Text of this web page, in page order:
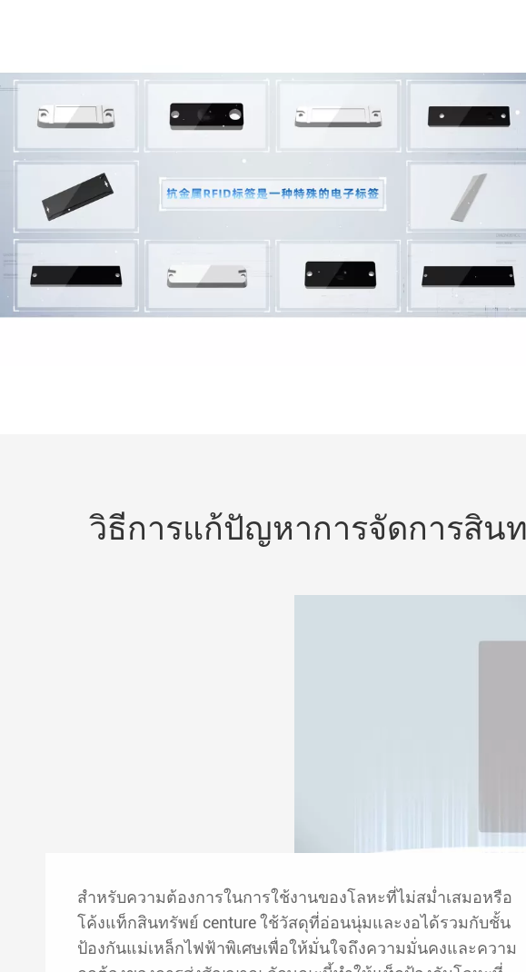
วิธีการแก้ปัญหาการจัดการสิน
สำหรับความต้องการในการใช้งานของโลหะที่ไม่สม่ำเสมอหรือ
โค้งแท็กสินทรัพย์ centure ใช้วัสดุที่อ่อนนุ่มและงอได้รวมกับชั้น
ป้องกันแม่เหล็กไฟฟ้าพิเศษเพื่อให้มั่นใจถึงความมั่นคงและความ